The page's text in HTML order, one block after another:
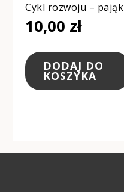
Cykl rozwoju – pająk
10,00 zł
DODAJ DO
KOSZYKA